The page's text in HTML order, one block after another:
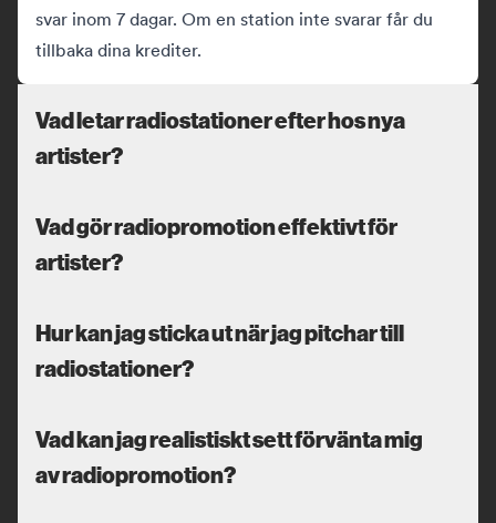
svar inom 7 dagar. Om en station inte svarar får du
tillbaka dina krediter.
Vad letar radiostationer efter hos nya
artister?
Vad gör radiopromotion effektivt för
artister?
Hur kan jag sticka ut när jag pitchar till
radiostationer?
Vad kan jag realistiskt sett förvänta mig
av radiopromotion?